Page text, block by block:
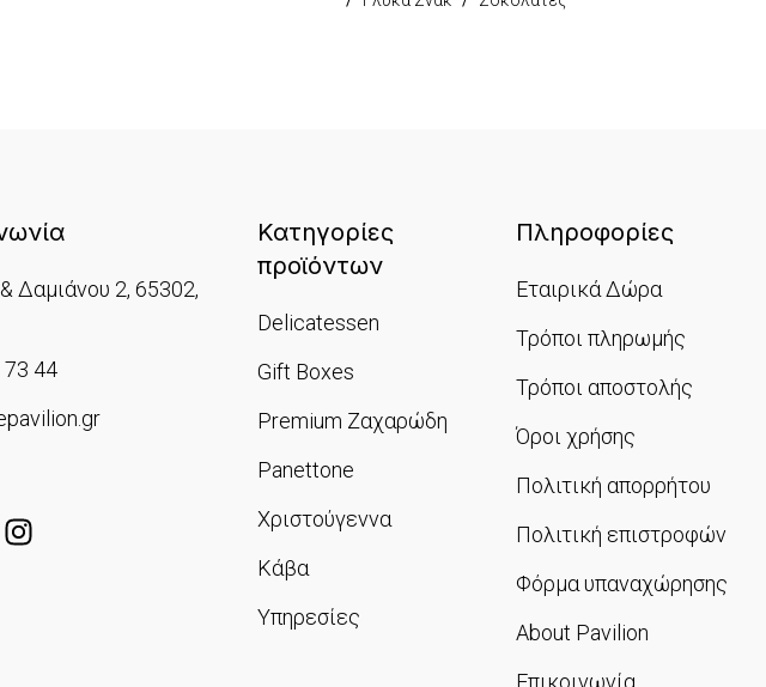
Δαμιάνου 2, 65302,
73 44
Κατηγορίες
προϊόντων
Delicatessen
Gift Boxes
Premium Ζαχαρώδη
Panettone
Χριστούγεννα
Κάβα
Υπηρεσίες
Πληροφορίες
Εταιρικά Δώρα
Τρόποι πληρωμής
Τρόποι αποστολής
Όροι χρήσης
Πολιτική απορρήτου
Πολιτική επιστροφών
Φόρμα υπαναχώρησης
About Pavilion
Επικοινωνία